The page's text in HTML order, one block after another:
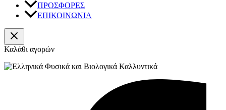
ΠΡΟΣΦΟΡΕΣ
ΕΠΙΚΟΙΝΩΝΙΑ
Καλάθι αγορών